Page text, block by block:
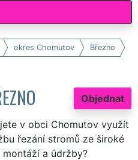
okres Chomutov Březno
Objednat
v obci Chomutov využít
řezání stromů ze široké
montáží a údržby?